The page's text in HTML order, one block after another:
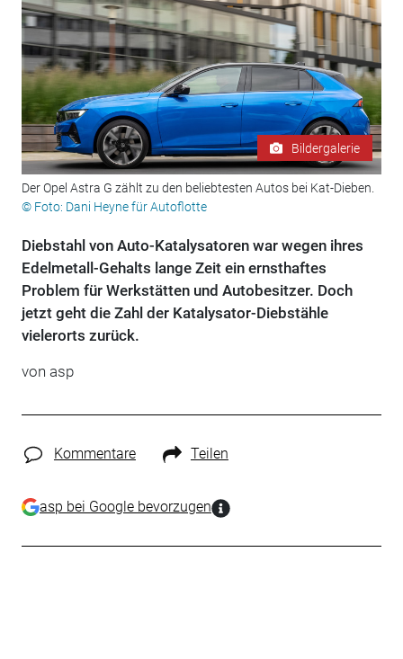
Bildergalerie
Der Opel Astra G zählt zu den beliebtesten Autos bei Kat-Dieben.
© Foto: Dani Heyne für Autoflotte
Diebstahl von Auto-Katalysatoren war wegen ihres
Edelmetall-Gehalts lange Zeit ein ernsthaftes
Problem für Werkstätten und Autobesitzer. Doch
jetzt geht die Zahl der Katalysator-Diebstähle
vielerorts zurück.
von asp
Kommentare Teilen
asp bei Google bevorzugen